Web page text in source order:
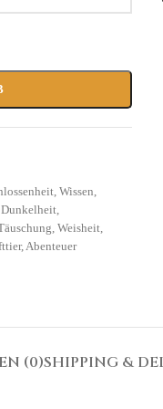
Wissen
Dunkelheit
Weisheit
, Abenteuer
(0)SHIPPING &